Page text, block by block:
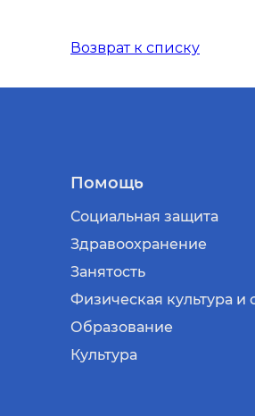
Возврат к списку
Помощь
Социальная защита
Здравоохранение
Занятость
Физическая культура и
Образование
Культура